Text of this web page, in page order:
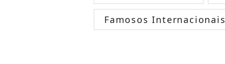
Famosos Internacionais